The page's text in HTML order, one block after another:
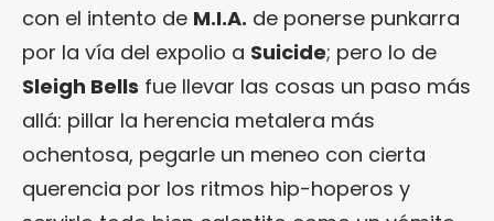
con el intento de M.I.A. de ponerse punkarra
por la vía del expolio a Suicide; pero lo de
Sleigh Bells fue llevar las cosas un paso más
allá: pillar la herencia metalera más
ochentosa, pegarle un meneo con cierta
querencia por los ritmos hip-hoperos y